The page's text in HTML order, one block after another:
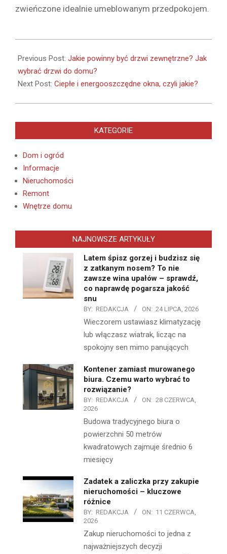
zwieńczone idealnie umeblowanym przedpokojem.
12-
07
Previous Post: Jakie powinny być drzwi zewnętrzne? Jak
wybrać drzwi do domu?
Next Post: Ciepłe i energooszczędne okna, czyli jakie?
KATEGORIE
Dom i ogród
Informacje
Nieruchomości
Remont
Wnętrze domu
NAJNOWSZE ARTYKUŁY
Latem śpisz gorzej i budzisz się
z zatkanym nosem? To nie
zawsze wina upałów – sprawdź,
co naprawdę pogarsza jakość
snu
BY: REDAKCJA ON: 24 LIPCA, 2026
Wieczorem ustawiasz klimatyzację
lub włączasz wiatrak, licząc na
spokojny sen mimo panujących
Kontener zamiast murowanego
biura. Czemu warto wybrać to
rozwiązanie?
BY: REDAKCJA ON: 28 CZERWCA,
2026
Budowa tradycyjnego biura o
powierzchni 50 metrów
kwadratowych zajmuje średnio 6
miesięcy
Zadatek a zaliczka przy zakupie
nieruchomości – kluczowe
różnice
BY: REDAKCJA ON: 11 CZERWCA,
2026
Zakup nieruchomości to jedna z
najważniejszych decyzji